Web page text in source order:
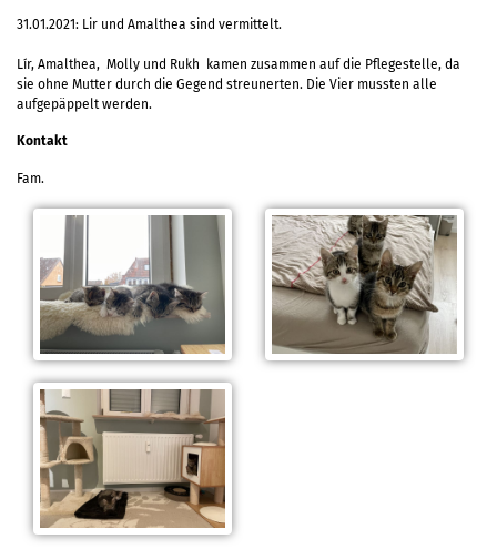
31.01.2021: Lir und Amalthea sind vermittelt.
Lír, Amalthea, Molly und Rukh kamen zusammen auf die Pflegestelle, da
sie ohne Mutter durch die Gegend streunerten. Die Vier mussten alle
aufgepäppelt werden.
Kontakt
Fam.